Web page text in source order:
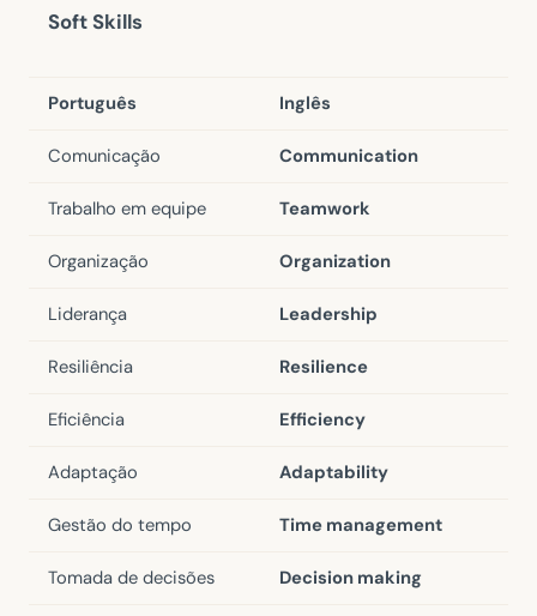
Soft Skills
Português Inglês
Comunicação Communication
Trabalho em equipe Teamwork
Organização Organization
Liderança Leadership
Resiliência Resilience
Eficiência Efficiency
Adaptação Adaptability
Gestão do tempo Time management
Tomada de decisões Decision making